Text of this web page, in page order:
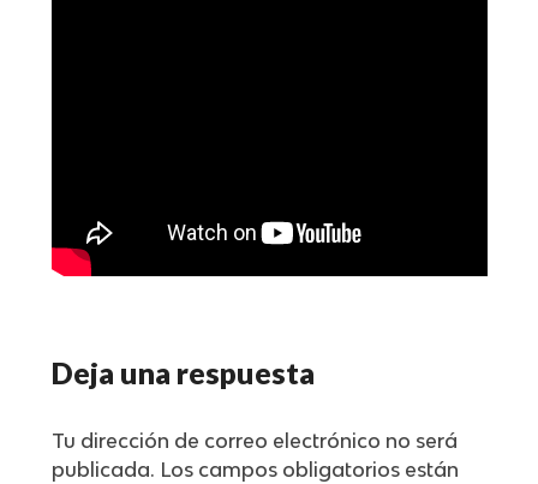
Deja una respuesta
Tu dirección de correo electrónico no será
publicada. Los campos obligatorios están